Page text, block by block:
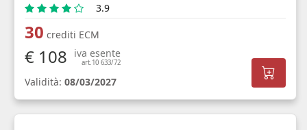
3.9
30 crediti ECM
€ 108 iva esente
art.10 633/72
Validità: 08/03/2027